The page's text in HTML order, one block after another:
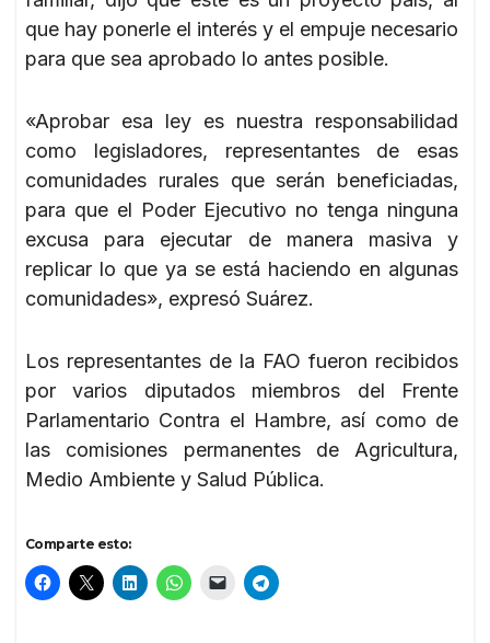
que hay ponerle el interés y el empuje necesario
para que sea aprobado lo antes posible.
«Aprobar esa ley es nuestra responsabilidad
como legisladores, representantes de esas
comunidades rurales que serán beneficiadas,
para que el Poder Ejecutivo no tenga ninguna
excusa para ejecutar de manera masiva y
replicar lo que ya se está haciendo en algunas
comunidades», expresó Suárez.
Los representantes de la FAO fueron recibidos
por varios diputados miembros del Frente
Parlamentario Contra el Hambre, así como de
las comisiones permanentes de Agricultura,
Medio Ambiente y Salud Pública.
Comparte esto: